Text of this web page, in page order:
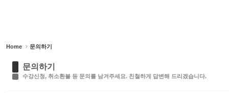
Home 문의하기
문의하기
수강신청, 취소환불 등 문의를 남겨주세요. 친철하게 답변해 드리겠습니다.